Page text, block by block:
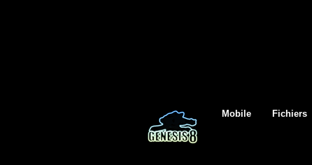
Mobile Fichiers